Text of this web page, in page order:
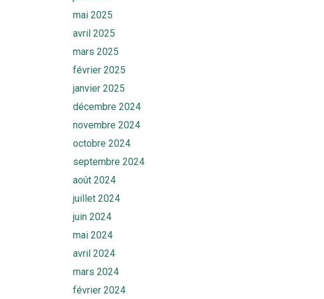
mai 2025
avril 2025
mars 2025
février 2025
janvier 2025
décembre 2024
novembre 2024
octobre 2024
septembre 2024
août 2024
juillet 2024
juin 2024
mai 2024
avril 2024
mars 2024
février 2024